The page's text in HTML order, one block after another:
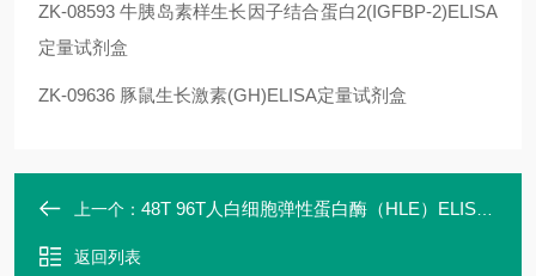
ZK-08593 牛胰岛素样生长因子结合蛋白2(IGFBP-2)ELISA
定量试剂盒
ZK-09636 豚鼠生长激素(GH)ELISA定量试剂盒
上一个： 48T 96T人白细胞弹性蛋白酶（HLE）ELISA定量试剂盒
返回列表